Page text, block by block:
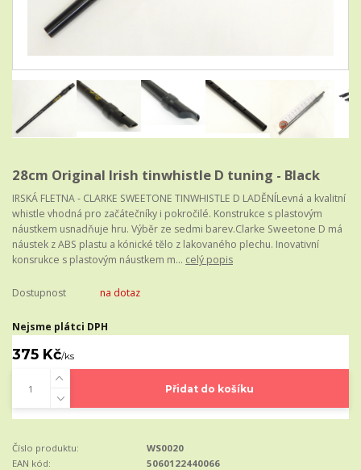
28cm Original Irish tinwhistle D tuning - Black
IRSKÁ FLETNA - CLARKE SWEETONE TINWHISTLE D LADĚNÍLevná a kvalitní
whistle vhodná pro začátečníky i pokročilé. Konstrukce s plastovým
náustkem usnadňuje hru. Výběr ze sedmi barev.Clarke Sweetone D má
náustek z ABS plastu a kónické tělo z lakovaného plechu. Inovativní
konsrukce s plastovým náustkem m... celý popis
Dostupnost na dotaz
Nejsme plátci DPH
375 Kč/ks
Přidat do košíku
Číslo produktu:
WS0020
EAN kód:
5060122440066